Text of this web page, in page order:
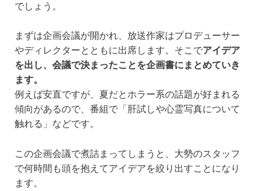
でしょう。
まずは企画会議が開かれ、放送作家はプロデューサー
やディレクターとともに出席します。そこでアイデア
を出し、会議で決まったことを企画書にまとめていき
ます。
例えば安直ですが、夏だとホラー系の話題が好まれる
傾向があるので、番組で「肝試しや心霊写真について
触れる」などです。
この企画会議で煮詰まってしまうと、大勢のスタッフ
で何時間も頭を抱えてアイデアを絞り出すことになり
ます。